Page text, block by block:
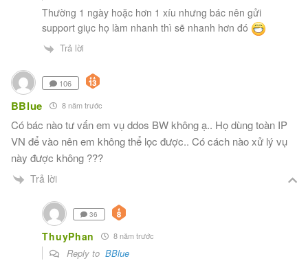
Thường 1 ngày hoặc hơn 1 xíu nhưng bác nên gửi
support giục họ làm nhanh thì sẽ nhanh hơn đó
Trả lời
106
BBlue 8 năm trước
Có bác nào tư vấn em vụ ddos BW không ạ.. Họ dùng toàn IP
VN để vào nên em không thể lọc được.. Có cách nào xử lý vụ
này được không ???
Trả lời
36
ThuyPhan 8 năm trước
Reply toBBlue